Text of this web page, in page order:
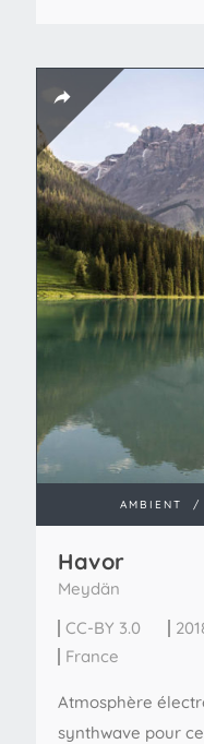
AMBIENT /
Havor
Meydän
CC-BY 3.0
France
Atmosphère
synthwave pour